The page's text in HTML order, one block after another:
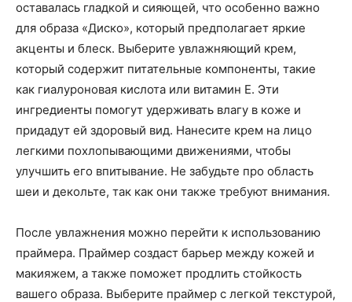
оставалась гладкой и сияющей, что особенно важно
для образа «Диско», который предполагает яркие
акценты и блеск. Выберите увлажняющий крем,
который содержит питательные компоненты, такие
как гиалуроновая кислота или витамин E. Эти
ингредиенты помогут удерживать влагу в коже и
придадут ей здоровый вид. Нанесите крем на лицо
легкими похлопывающими движениями, чтобы
улучшить его впитывание. Не забудьте про область
шеи и декольте, так как они также требуют внимания.
После увлажнения можно перейти к использованию
праймера. Праймер создаст барьер между кожей и
макияжем, а также поможет продлить стойкость
вашего образа. Выберите праймер с легкой текстурой,